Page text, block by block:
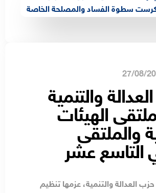
27/08/
والتنمية
الهيئات
والملتقى
التاسع عشر
العدالة والتنمية، عزمها تنظيم